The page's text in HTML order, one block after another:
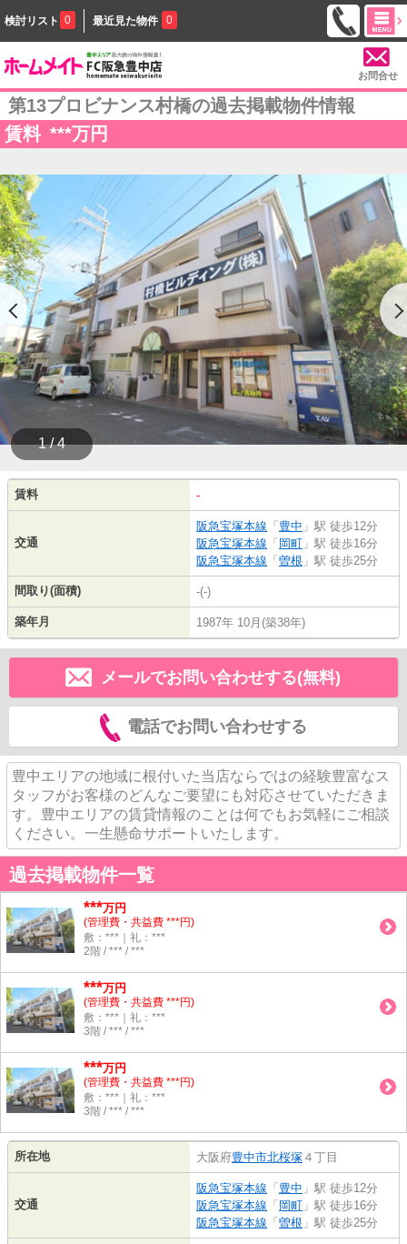
検討リスト 0 最近見た物件 0
お問合せ
第13プロビナンス村橋の過去掲載物件情報
賃料 ***万円
1 / 4
賃料 -
交通
阪急宝塚本線 「 豊中 」駅 徒歩12分
阪急宝塚本線 「 岡町 」駅 徒歩16分
阪急宝塚本線 「 曽根 」駅 徒歩25分
間取り(面積) -(-)
築年月 1987年 10月(築38年)
メールでお問い合わせする(無料)
電話でお問い合わせする
豊中エリアの地域に根付いた当店ならではの経験豊富なス
タッフがお客様のどんなご要望にも対応させていただきま
す。豊中エリアの賃貸情報のことは何でもお気軽にご相談
ください。一生懸命サポートいたします。
過去掲載物件一覧
***万円
(管理費・共益費 ***円)
敷：***｜礼：***
2階 / *** / ***
***万円
(管理費・共益費 ***円)
敷：***｜礼：***
3階 / *** / ***
***万円
(管理費・共益費 ***円)
敷：***｜礼：***
3階 / *** / ***
所在地 大阪府豊中市北桜塚 ４丁目
交通
阪急宝塚本線 「 豊中 」駅 徒歩12分
阪急宝塚本線 「 岡町 」駅 徒歩16分
阪急宝塚本線 「 曽根 」駅 徒歩25分